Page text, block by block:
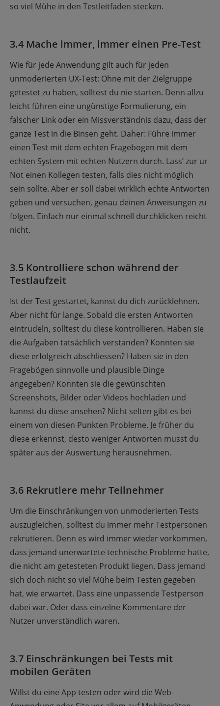
so viel Mühe in den Testleitfaden stecken.
3.4 Mache immer, immer einen Pre-Test
Wie für jede Anwendung gilt auch für jeden
unmoderierten UX-Test: Ohne mit der Zielgruppe
getestet zu haben, solltest du nie starten. Denn allzu
leicht führen eine ungünstige Formulierung, ein
falscher Link oder ein Missverständnis dazu, dass der
ganze Test in die Binsen geht. Daher: Führe immer
einen Test mit dem echten Fragebogen mit dem
echten System mit echten Nutzern durch. Lass’ zur ur
Not einen Kollegen testen, falls dies nicht möglich
sein sollte. Aber er soll dabei wirklich echte Antworten
geben und versuchen, genau deinen Anweisungen zu
folgen. Einfach nur einmal schnell durchklicken reicht
nicht.
3.5 Kontrolliere schon während der
Testlaufzeit
Ist der Test gestartet, kannst du dich zurücklehnen.
Aber nicht für lange. Sobald die ersten Antworten
eintrudeln, solltest du diese kontrollieren. Haben sie
die Aufgaben tatsächlich verstanden? Konnten sie
diese erfolgreich abschliessen? Haben sie in den
Fragebögen sinnvolle und plausible Dinge
angegeben? Konnten sie die gewünschten
Screenshots, Bilder oder Videos hochladen und
kannst du diese ansehen? Nicht selten gibt es bei
einem von diesen Punkten Probleme. Je früher du
diese erkennst, desto weniger Antworten musst du
später aus der Auswertung herausnehmen.
3.6 Rekrutiere mehr Teilnehmer
Um die Einschränkungen von unmoderierten Tests
auszugleichen, solltest du immer mehr Testpersonen
rekrutieren. Denn es wird immer wieder vorkommen,
dass jemand unerwartete technische Probleme hatte,
die nicht am getesteten Produkt liegen. Dass jemand
sich doch nicht so viel Mühe beim Testen gegeben
hat, wie erwartet. Dass eine unpassende Testperson
dabei war. Oder dass einzelne Kommentare der
Nutzer unverständlich waren.
3.7 Einschränkungen bei Tests mit
mobilen Geräten
Willst du eine App testen oder wird die Web-